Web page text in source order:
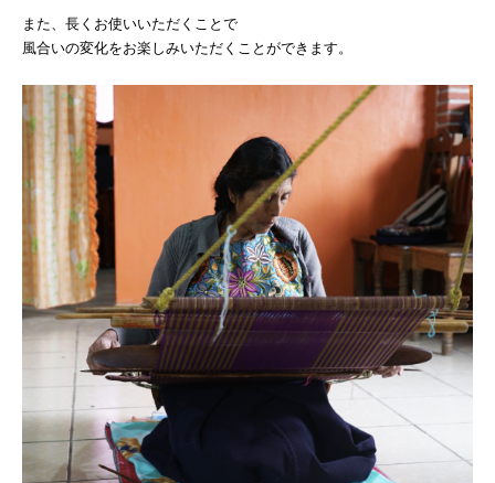
また、長くお使いいただくことで
風合いの変化をお楽しみいただくことができます。